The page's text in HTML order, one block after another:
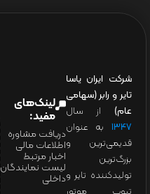
شرکت ایران یاسا
تایر و رابر (سهامی
عام) از سال
۱۳۴۷ به عنوان
قدیمی‌ترین و
بزرگ‌ترین
تولیدکننده تایر و
لینک‌های
مفید:
دریافت مشاوره
اطلاعات مالی
اخبار مرتبط
لیست نمایندگان
داخلی